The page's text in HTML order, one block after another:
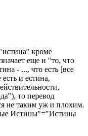
кроме
еще и "то, что
- ..., что есть [все
и естина,
то перевод
не таким уж и плохим.
Истины"="Истины